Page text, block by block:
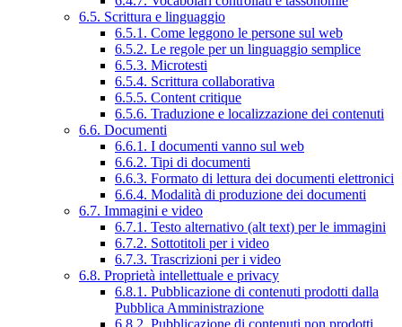
6.5. Scrittura e linguaggio
6.5.1. Come leggono le persone sul web
6.5.2. Le regole per un linguaggio semplice
6.5.3. Microtesti
6.5.4. Scrittura collaborativa
6.5.5. Content critique
6.5.6. Traduzione e localizzazione dei contenuti
6.6. Documenti
6.6.1. I documenti vanno sul web
6.6.2. Tipi di documenti
6.6.3. Formato di lettura dei documenti elettronici
6.6.4. Modalità di produzione dei documenti
6.7. Immagini e video
6.7.1. Testo alternativo (alt text) per le immagini
6.7.2. Sottotitoli per i video
6.7.3. Trascrizioni per i video
6.8. Proprietà intellettuale e privacy
6.8.1. Pubblicazione di contenuti prodotti dalla
Pubblica Amministrazione
6.8.2. Pubblicazione di contenuti non prodotti